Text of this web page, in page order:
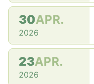
30APR.
2026
23APR.
2026